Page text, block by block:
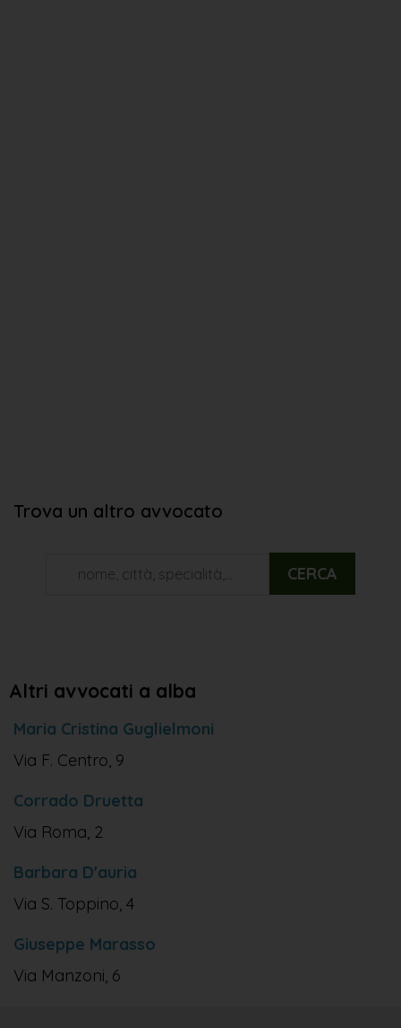
Trova un altro avvocato
CERCA
Altri avvocati a alba
Maria Cristina Guglielmoni
Via F. Centro, 9
Corrado Druetta
Via Roma, 2
Barbara D'auria
Via S. Toppino, 4
Giuseppe Marasso
Via Manzoni, 6